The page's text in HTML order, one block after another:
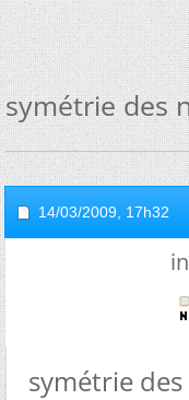
symétrie des
14/03/2009, 17h32
symétrie